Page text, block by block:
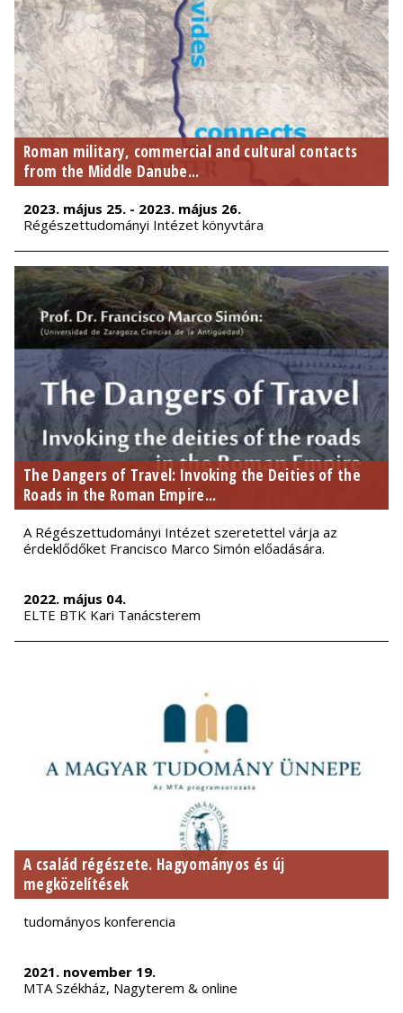
Roman military, commercial and cultural contacts
from the Middle Danube...
2023. május 25. - 2023. május 26.
Régészettudományi Intézet könyvtára
The Dangers of Travel: Invoking the Deities of the
Roads in the Roman Empire...
A Régészettudományi Intézet szeretettel várja az
érdeklődőket Francisco Marco Simón előadására.
2022. május 04.
ELTE BTK Kari Tanácsterem
A család régészete. Hagyományos és új
megközelítések
tudományos konferencia
2021. november 19.
MTA Székház, Nagyterem & online